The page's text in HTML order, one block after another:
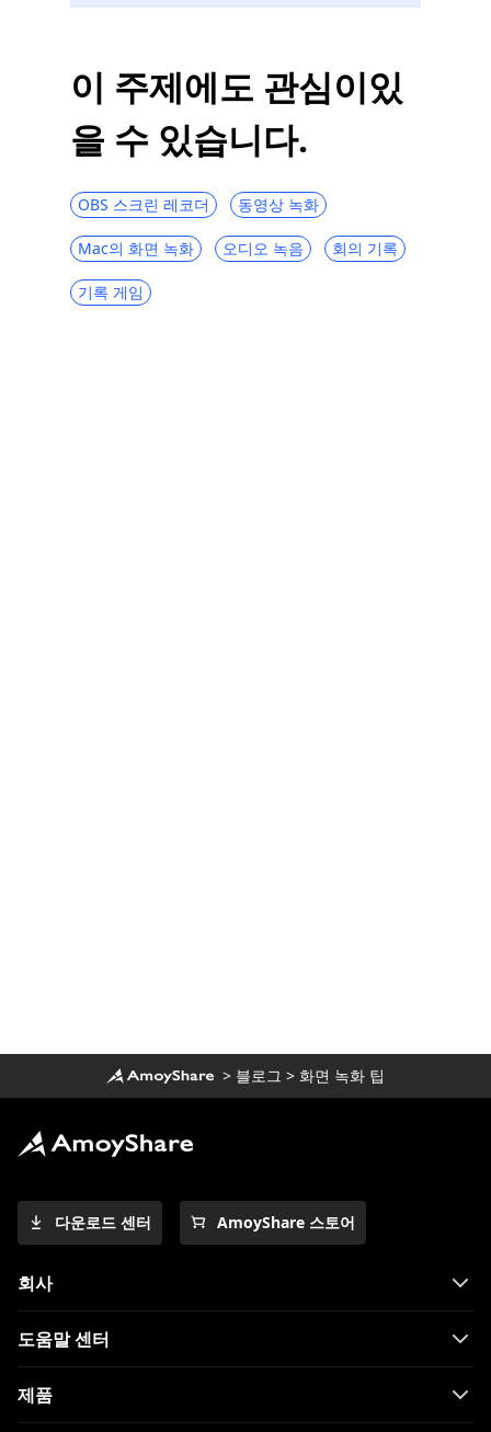
이 주제에도 관심이있
을 수 있습니다.
OBS 스크린 레코더 동영상 녹화
Mac의 화면 녹화 오디오 녹음 회의 기록
기록 게임
> 블로그 > 화면 녹화 팁
다운로드 센터 AmoyShare 스토어
회사
도움말 센터
제품